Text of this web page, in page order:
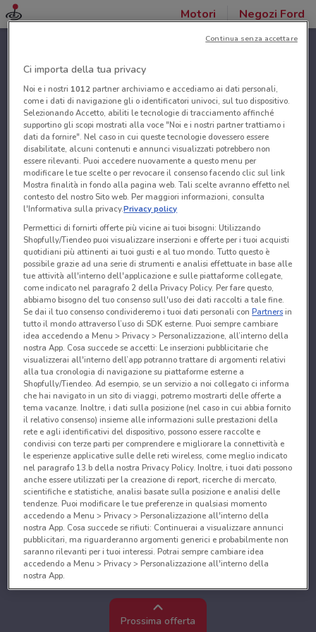
Motori Negozi Ford
Prossima offerta
Ci importa della tua privacy
Noi e i nostri 1012partner archiviamo e accediamo ai dati personali,
come i dati di navigazione gli o identificatori univoci, sul tuo dispositivo.
Selezionando Accetto, abiliti le tecnologie di tracciamento affinché
supportino gli scopi mostrati alla voce "Noi e i nostri partner trattiamo i
dati da fornire". Nel caso in cui queste tecnologie dovessero essere
disabilitate, alcuni contenuti e annunci visualizzati potrebbero non
essere rilevanti. Puoi accedere nuovamente a questo menu per
modificare le tue scelte o per revocare il consenso facendo clic sul link
Mostra finalità in fondo alla pagina web. Tali scelte avranno effetto nel
contesto del nostro Sito web. Per maggiori informazioni, consulta
l'Informativa sulla privacy.Privacy policy
Permettici di fornirti offerte più vicine ai tuoi bisogni: Utilizzando
Shopfully/Tiendeo puoi visualizzare inserzioni e offerte per i tuoi acquisti
quotidiani più attinenti ai tuoi gusti e al tuo mondo. Tutto questo è
possibile grazie ad una serie di strumenti e analisi effettuate in base alle
tue attività all'interno dell'applicazione e sulle piattaforme collegate,
come indicato nel paragrafo 2 della Privacy Policy. Per fare questo,
abbiamo bisogno del tuo consenso sull'uso dei dati raccolti a tale fine.
Se dai il tuo consenso condivideremo i tuoi dati personali conPartnersin
tutto il mondo attraverso l’uso di SDK esterne. Puoi sempre cambiare
idea accedendo a Menu > Privacy > Personalizzazione, all’interno della
nostra App. Cosa succede se accetti: Le inserzioni pubblicitarie che
visualizzerai all'interno dell’app potranno trattare di argomenti relativi
alla tua cronologia di navigazione su piattaforme esterne a
Shopfully/Tiendeo. Ad esempio, se un servizio a noi collegato ci informa
che hai navigato in un sito di viaggi, potremo mostrarti delle offerte a
tema vacanze. Inoltre, i dati sulla posizione (nel caso in cui abbia fornito
il relativo consenso) insieme alle informazioni sulle prestazioni della
rete e agli identificativi del dispositivo, possono essere raccolte e
condivisi con terze parti per comprendere e migliorare la connettività e
le esperienze applicative sulle delle reti wireless, come meglio indicato
nel paragrafo 13.b della nostra Privacy Policy. Inoltre, i tuoi dati possono
anche essere utilizzati per la creazione di report, ricerche di mercato,
scientifiche e statistiche, analisi basate sulla posizione e analisi delle
tendenze. Puoi modificare le tue preferenze in qualsiasi momento
accedendo a Menu > Privacy > Personalizzazione all'interno della
nostra App. Cosa succede se rifiuti: Continuerai a visualizzare annunci
pubblicitari, ma riguarderanno argomenti generici e probabilmente non
saranno rilevanti per i tuoi interessi. Potrai sempre cambiare idea
accedendo a Menu > Privacy > Personalizzazione all'interno della
nostra App.
Noi e i nostri partner trattiamo i dati per fornire:
Utilizzare dati di geolocalizzazione precisi. Scansione attiva delle
caratteristiche del dispositivo ai fini dell’identificazione. Archiviare
Continua senza accettare